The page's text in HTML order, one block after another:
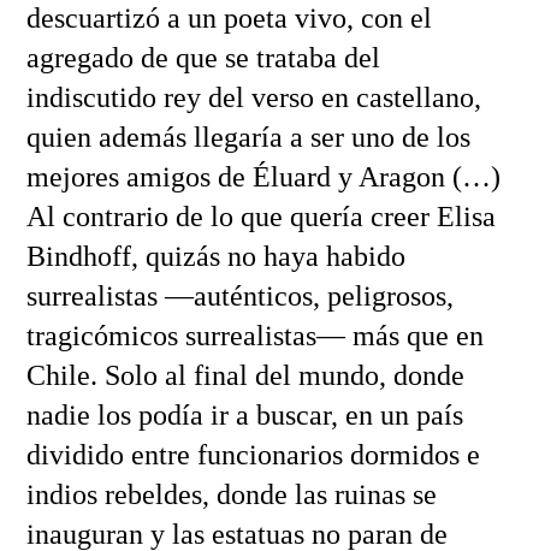
descuartizó a un poeta vivo, con el
agregado de que se trataba del
indiscutido rey del verso en castellano,
quien además llegaría a ser uno de los
mejores amigos de Éluard y Aragon (…)
Al contrario de lo que quería creer Elisa
Bindhoff, quizás no haya habido
surrealistas —auténticos, peligrosos,
tragicómicos surrealistas— más que en
Chile. Solo al final del mundo, donde
nadie los podía ir a buscar, en un país
dividido entre funcionarios dormidos e
indios rebeldes, donde las ruinas se
inauguran y las estatuas no paran de